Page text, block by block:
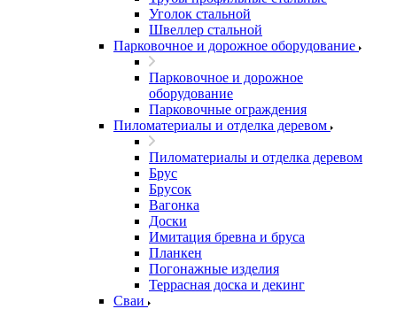
Уголок стальной
Швеллер стальной
Парковочное и дорожное оборудование
Парковочное и дорожное
оборудование
Парковочные ограждения
Пиломатериалы и отделка деревом
Пиломатериалы и отделка деревом
Брус
Брусок
Вагонка
Доски
Имитация бревна и бруса
Планкен
Погонажные изделия
Террасная доска и декинг
Сваи